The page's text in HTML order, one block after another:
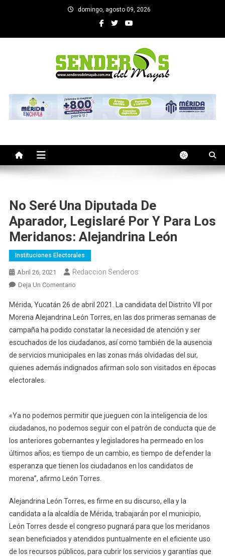
domingo, agosto 09, 2026
SENDEROS DEL MAYAB
No Seré Una Diputada De
Aparador, Legislaré Por Y Para Los
Meridanos: Alejandrina León
Instituciones Electorales
Abril 26, 2021 Redaccion Senderos
Deja Un ComentarioEn
Seré
Una
Diputada
De
Aparador,
Legislaré
Los
Mérida, Yucatán 26 de abril 2021. La candidata del Distrito VII por
Morena Alejandrina León Torres, en las dos primeras semanas de
campaña ha podido constatar la necesidad de atención y ser
escuchados de los ciudadanos, así como también de la ausencia
de servicios municipales en las zonas más olvidadas del sur,
quienes además indignados afirman solo son visitados en épocas
electorales.
«Ya no podemos permitir que jueguen con la inteligencia de los
ciudadanos, no podemos seguir con el patrón de conducta que de
los anteriores gobernantes y legisladores ha permeado en los
últimos años; es tiempo de un cambio, es tiempo de defender la
esperanza que tienen los ciudadanos en los candidatos de
morena”, afirmo León Torres.
Alejandrina León Torres, es firme en su discurso, ella y la
candidata a la alcaldía de Mérida, trabajarán por el municipio,
León Torres desde el congreso pugnará para que los meridanos
sean beneficiados y atendidos puntualmente en el eficiente uso
de los recursos públicos, para cubrir los servicios y garantías que